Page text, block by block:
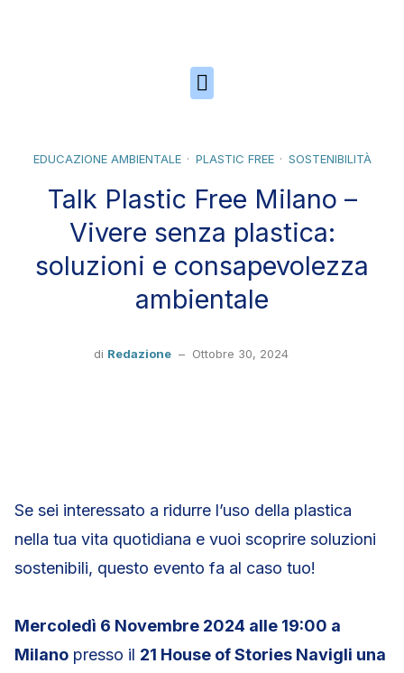
EDUCAZIONE AMBIENTALE PLASTIC FREE SOSTENIBILITÀ
Talk Plastic Free Milano –
Vivere senza plastica:
soluzioni e consapevolezza
ambientale
di Redazione – Ottobre 30, 2024
Se sei interessato a ridurre l’uso della plastica
nella tua vita quotidiana e vuoi scoprire soluzioni
sostenibili, questo evento fa al caso tuo!
Mercoledì 6 Novembre 2024 alle 19:00 a
Milano presso il 21 House of Stories Navigli una